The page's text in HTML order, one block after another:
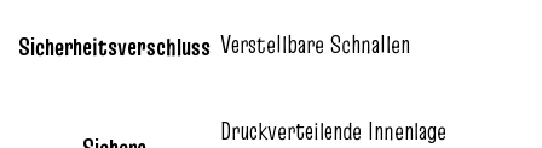
Sicherheitsverschluss Verstellbare Schnallen
Druckverteilende Innenlage